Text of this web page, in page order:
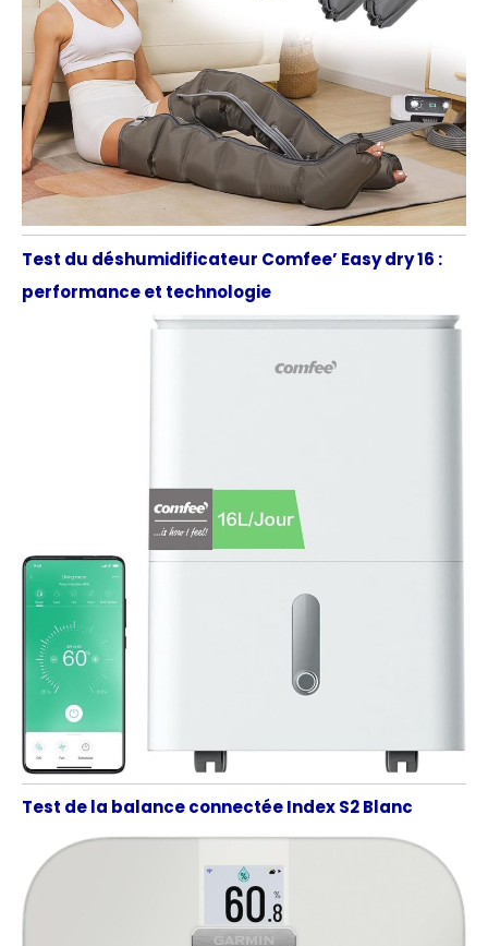
Test du déshumidificateur Comfee’ Easy dry 16 :
performance et technologie
Test de la balance connectée Index S2 Blanc